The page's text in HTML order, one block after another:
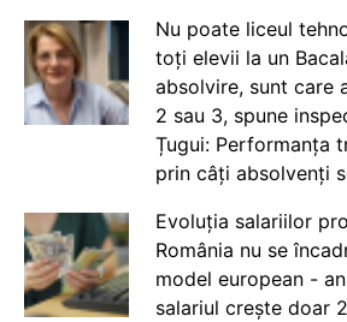
Nu poate liceul
toți elevii la un
absolvire, sunt care
2 sau 3, spune
Țugui: Performanța
prin câți absolvenți
Evoluția salariilor
România nu se
model european -
salariul crește doar